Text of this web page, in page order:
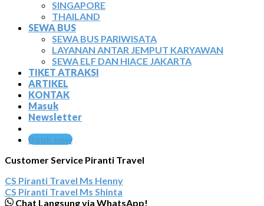
SINGAPORE
THAILAND
SEWA BUS
SEWA BUS PARIWISATA
LAYANAN ANTAR JEMPUT KARYAWAN
SEWA ELF DAN HIACE JAKARTA
TIKET ATRAKSI
ARTIKEL
KONTAK
Masuk
Newsletter
Book now
Customer Service Piranti Travel
CS Piranti Travel Ms Henny
CS Piranti Travel Ms Shinta
Chat Langsung via WhatsApp!